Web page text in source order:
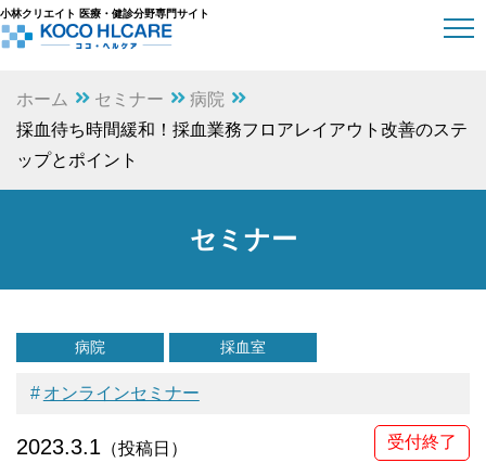
小林クリエイト 医療・健診分野専門サイト
ホーム セミナー
病院
採血待ち時間緩和！採血業務フロアレイアウト改善のステ
ップとポイント
セミナー
病院 採血室
オンラインセミナー
2023.3.1 （投稿日） 受付終了